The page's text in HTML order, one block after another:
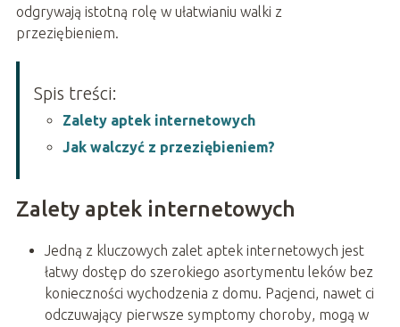
odgrywają istotną rolę w ułatwianiu walki z
przeziębieniem.
Spis treści:
Zalety aptek internetowych
Jak walczyć z przeziębieniem?
Zalety aptek internetowych
Jedną z kluczowych zalet aptek internetowych jest
łatwy dostęp do szerokiego asortymentu leków bez
konieczności wychodzenia z domu. Pacjenci, nawet ci
odczuwający pierwsze symptomy choroby, mogą w